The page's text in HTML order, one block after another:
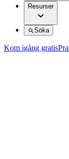
Resurser
Söka
Kom igång gratis